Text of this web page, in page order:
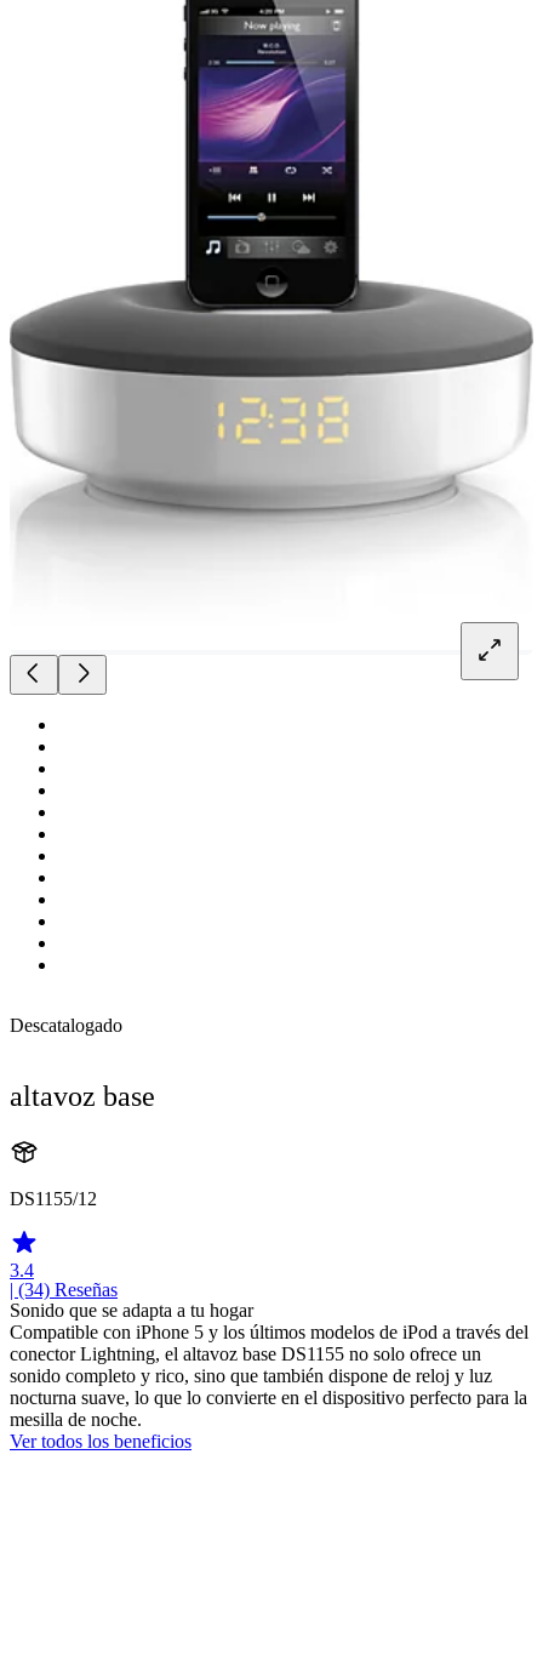
Descatalogado
altavoz base
DS1155/12
3.4
| (34) Reseñas
Sonido que se adapta a tu hogar
Compatible con iPhone 5 y los últimos modelos de iPod a través del
conector Lightning, el altavoz base DS1155 no solo ofrece un
sonido completo y rico, sino que también dispone de reloj y luz
nocturna suave, lo que lo convierte en el dispositivo perfecto para la
mesilla de noche.
Ver todos los beneficios